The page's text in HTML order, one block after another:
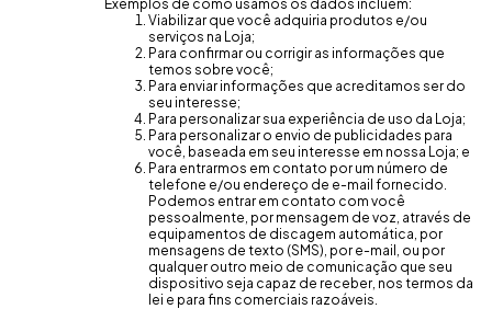
Exemplos de como usamos os dados incluem:
Viabilizar que você adquiria produtos e/ou
serviços na Loja;
Para confirmar ou corrigir as informações que
temos sobre você;
Para enviar informações que acreditamos ser do
seu interesse;
Para personalizar sua experiência de uso da Loja;
Para personalizar o envio de publicidades para
você, baseada em seu interesse em nossa Loja; e
Para entrarmos em contato por um número de
telefone e/ou endereço de e-mail fornecido.
Podemos entrar em contato com você
pessoalmente, por mensagem de voz, através de
equipamentos de discagem automática, por
mensagens de texto (SMS), por e-mail, ou por
qualquer outro meio de comunicação que seu
dispositivo seja capaz de receber, nos termos da
lei e para fins comerciais razoáveis.